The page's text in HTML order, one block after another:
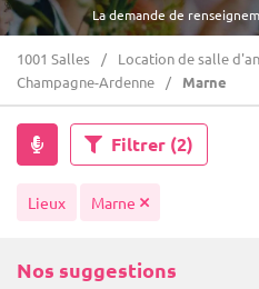
La demande de
1001 Salles Location de salle
Champagne-Ardenne
Marne
Filtrer (2)
Lieux Marne
Nos suggestions